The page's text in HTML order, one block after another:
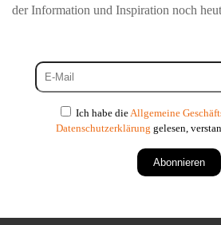
der Information und Inspiration noch
Ich habe dieAllgemeine
Datenschutzerklärung gelesen,
Abonnieren